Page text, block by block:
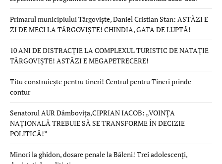
Primarul municipiului Târgoviște, Daniel Cristian Stan: ASTĂZI E
ZI DE MECI LA TÂRGOVIȘTE! CHINDIA, GATA DE LUPTĂ!
10 ANI DE DISTRACȚIE LA COMPLEXUL TURISTIC DE NATAȚIE
TÂRGOVIȘTE! ASTĂZI E MEGAPETRECERE!
Titu construiește pentru tineri! Centrul pentru Tineri prinde
contur
Senatorul AUR Dâmbovița,CIPRIAN IACOB: „VOINȚA
NAȚIONALĂ TREBUIE SĂ SE TRANSFORME ÎN DECIZIE
POLITICĂ!”
Minori la ghidon, dosare penale la Băleni! Trei adolescenți,